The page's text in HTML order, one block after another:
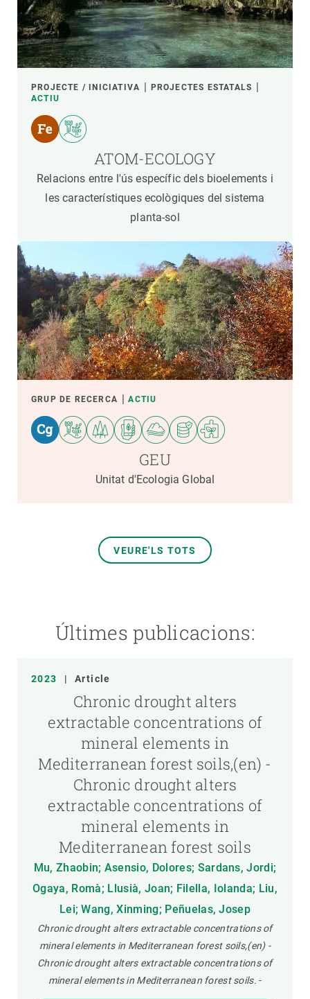
PROJECTE / INICIATIVA
PROJECTES ESTATALS
ACTIU
ATOM-ECOLOGY
Relacions entre l'ús específic dels bioelements i
les característiques ecològiques del sistema
planta-sol
GRUP DE RECERCA ACTIU
GEU
Unitat d'Ecologia Global
VEURE'LS TOTS
Últimes publicacions:
2023 | Article
Chronic drought alters
extractable concentrations of
mineral elements in
Mediterranean forest soils,(en) -
Chronic drought alters
extractable concentrations of
mineral elements in
Mediterranean forest soils
Mu, Zhaobin; Asensio, Dolores; Sardans, Jordi;
Ogaya, Romà; Llusià, Joan; Filella, Iolanda; Liu,
Lei; Wang, Xinming; Peñuelas, Josep
Chronic drought alters extractable concentrations of
mineral elements in Mediterranean forest soils,(en) -
Chronic drought alters extractable concentrations of
mineral elements in Mediterranean forest soils. -